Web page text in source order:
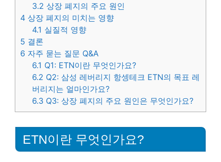
3.2 상장 폐지의 주요 원인
4 상장 폐지의 미치는 영향
4.1 실질적 영향
5 결론
6 자주 묻는 질문 Q&A
6.1 Q1: ETN이란 무엇인가요?
6.2 Q2: 삼성 레버리지 항셍테크 ETN의 목표 레
버리지는 얼마인가요?
6.3 Q3: 상장 폐지의 주요 원인은 무엇인가요?
ETN이란 무엇인가요?